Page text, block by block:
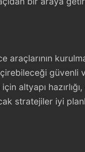
güvenli
altyapı
stratejiler iyi